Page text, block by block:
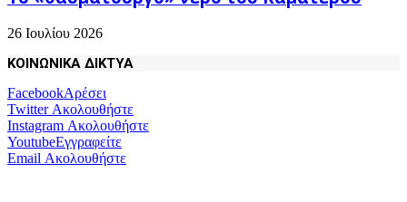
26 Ιουλίου 2026
ΚΟΙΝΩΝΙΚΑ ΔΙΚΤΥΑ
FacebookΑρέσει
TwitterΑκολουθήστε
Instagram Ακολουθήστε
YoutubeΕγγραφείτε
Email Ακολουθήστε